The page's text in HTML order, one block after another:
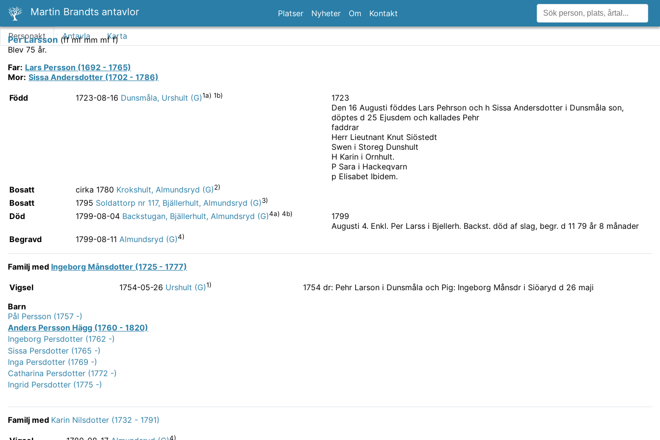
Martin Brandts antavlor Platser Nyheter Om Kontakt
Personakt Antavla Karta
Per Larsson (ff mf mm mf f)
Blev 75 år.
Far: Lars Persson (1692 - 1765)
Mor: Sissa Andersdotter (1702 - 1786)
Född 1723-08-16 Dunsmåla, Urshult (G)1a) 1b)
1723
Den 16 Augusti föddes Lars Pehrson och h Sissa Andersdotter i Dunsmåla son,
döptes d 25 Ejusdem och kallades Pehr
faddrar
Herr Lieutnant Knut Siöstedt
Swen i Storeg Dunshult
H Karin i Ornhult.
P Sara i Hackeqvarn
p Elisabet Ibidem.
Bosatt
cirka 1780 Krokshult, Almundsryd (G)2)
Bosatt 1795 Soldattorp nr 117, Bjällerhult, Almundsryd (G)3)
Död 1799-08-04 Backstugan, Bjällerhult, Almundsryd (G)4a) 4b)
1799
Augusti 4. Enkl. Per Larss i Bjellerh. Backst. död af slag, begr. d 11 79 år 8 månader
Begravd
1799-08-11 Almundsryd (G)4)
Familj med Ingeborg Månsdotter (1725 - 1777)
Vigsel 1754-05-26 Urshult (G)1)
1754 dr: Pehr Larson i Dunsmåla och Pig: Ingeborg Månsdr i Siöaryd d 26 maji
Barn
Pål Persson (1757 -)
Anders Persson Hägg (1760 - 1820)
Ingeborg Persdotter (1762 -)
Sissa Persdotter (1765 -)
Inga Persdotter (1769 -)
Catharina Persdotter (1772 -)
Ingrid Persdotter (1775 -)
Familj med Karin Nilsdotter (1732 - 1791)
4)